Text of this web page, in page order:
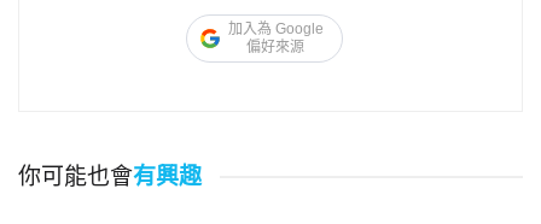
加入為 Google
偏好來源
你可能也會有興趣